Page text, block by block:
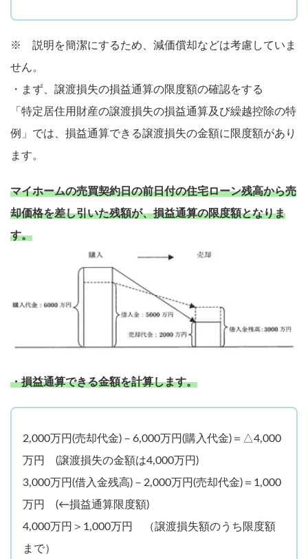
※ 説明を簡潔にするため、減価償却などは考慮していま
せん。
・まず、譲渡損失の損益通算の限度額の確認をする
「特定居住用財産の譲渡損失の損益通算及び繰越控除の特
例」では、損益通算できる譲渡損失の金額に限度額があり
ます。
マイホームの売買契約日の前日付の住宅ローン残高から売
却価格を差し引いた残額が、損益通算の限度額となりま
す。
・損益通算できる金額を計算します。
2,000万円(売却代金)－6,000万円(購入代金)＝△4,000
万円 (譲渡損失の金額は4,000万円)
3,000万円(借入金残高)－2,000万円(売却代金)＝1,000
万円 (←損益通算限度額)
4,000万円＞1,000万円 （譲渡損失額のうち限度額
まで）